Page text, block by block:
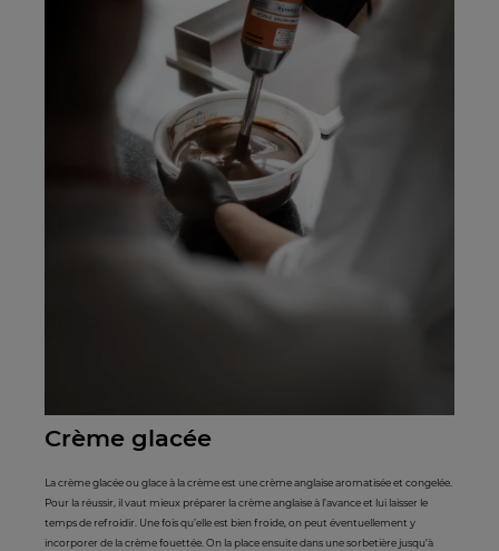
Crème glacée
La crème glacée ou glace à la crème est une crème anglaise aromatisée et congelée.
Pour la réussir, il vaut mieux préparer la crème anglaise à l’avance et lui laisser le
temps de refroidir. Une fois qu’elle est bien froide, on peut éventuellement y
incorporer de la crème fouettée. On la place ensuite dans une sorbetière jusqu’à